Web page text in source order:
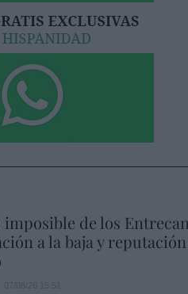
de los
a la baja y